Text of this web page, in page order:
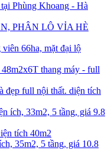
Phùng Khoang - Hà
PHÂN LÔ VỈA HÈ
66ha, mặt đại lộ
thang máy - full
đẹp full nội thất. diện tích
ích, 33m2, 5 tầng, giá 9.8
tích 40m2
35m2, 5 tầng, giá 10.8